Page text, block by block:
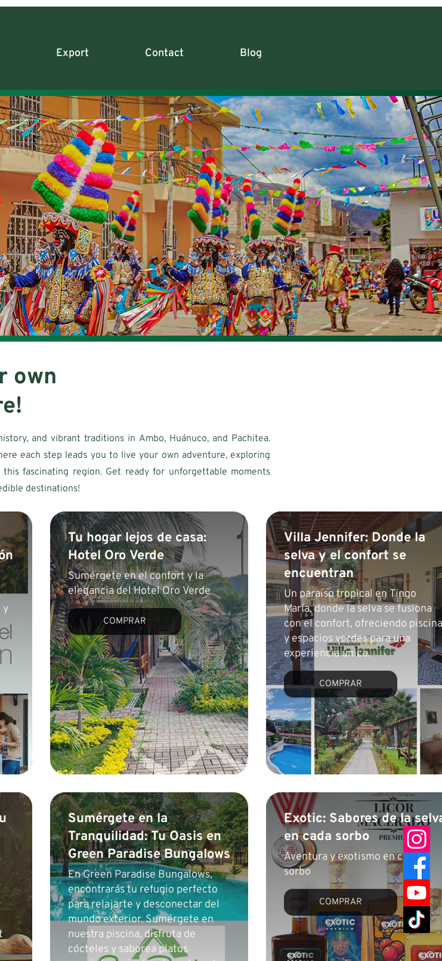
Export Contact Blog
own
and vibrant traditions in Ambo, Huánuco, and Pachitea.
each step leads you to live your own adventure, exploring
fascinating region. Get ready for unforgettable moments
destinations!
y
Tu hogar lejos de casa:
Hotel Oro Verde
Sumérgete en el confort y la
elegancia del Hotel Oro Verde
COMPRAR
Villa Jennifer: Donde la
selva y el confort se
encuentran
Un paraíso tropical en Tingo
María, donde la selva se fusiona
con el confort, ofreciendo piscina
y espacios verdes para una
experiencia única.
COMPRAR
Sumérgete en la
Tranquilidad: Tu Oasis en
Green Paradise Bungalows
En Green Paradise Bungalows,
encontrarás tu refugio perfecto
para relajarte y desconectar del
mundo exterior. Sumérgete en
nuestra piscina, disfruta de
cócteles y saborea platos
Exotic: Sabores de la
en cada sorbo
Aventura y exotismo en cada
sorbo
COMPRAR